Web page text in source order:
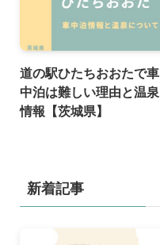
道の駅ひたちおおたで車
中泊は難しい理由と温泉
情報【茨城県】
新着記事